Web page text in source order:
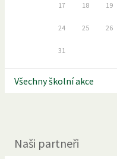
17 18 19
24 25 26
31
Všechny školní akce
Naši partneři